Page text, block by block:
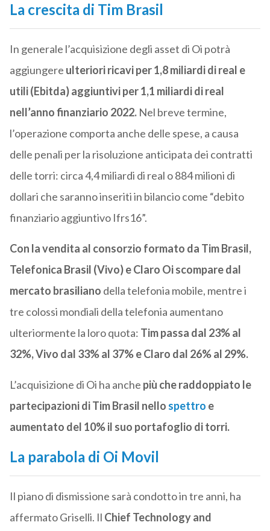
La crescita di Tim Brasil
In generale l’acquisizione degli asset di Oi potrà
aggiungere ulteriori ricavi per 1,8 miliardi di real e
utili (Ebitda) aggiuntivi per 1,1 miliardi di real
nell’anno finanziario 2022. Nel breve termine,
l’operazione comporta anche delle spese, a causa
delle penali per la risoluzione anticipata dei contratti
delle torri: circa 4,4 miliardi di real o 884 milioni di
dollari che saranno inseriti in bilancio come “debito
finanziario aggiuntivo Ifrs16”.
Con la vendita al consorzio formato da Tim Brasil,
Telefonica Brasil (Vivo) e Claro Oi scompare dal
mercato brasiliano della telefonia mobile, mentre i
tre colossi mondiali della telefonia aumentano
ulteriormente la loro quota: Tim passa dal 23% al
32%, Vivo dal 33% al 37% e Claro dal 26% al 29%.
L’acquisizione di Oi ha anche più che raddoppiato le
partecipazioni di Tim Brasil nello spettro e
aumentato del 10% il suo portafoglio di torri.
La parabola di Oi Movil
Il piano di dismissione sarà condotto in tre anni, ha
affermato Griselli. Il Chief Technology and